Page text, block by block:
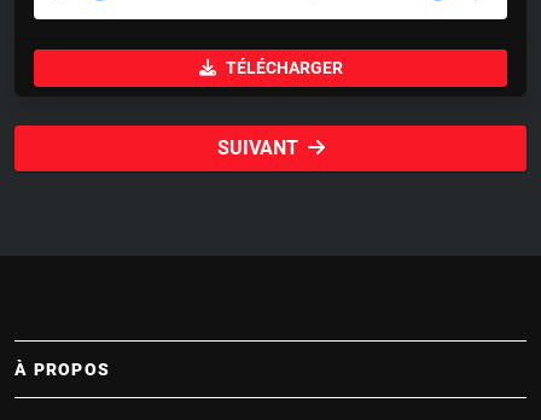
P
l
M
u
t
S
e
n
TÉLÉCHARGER
SUIVANT
À PROPOS